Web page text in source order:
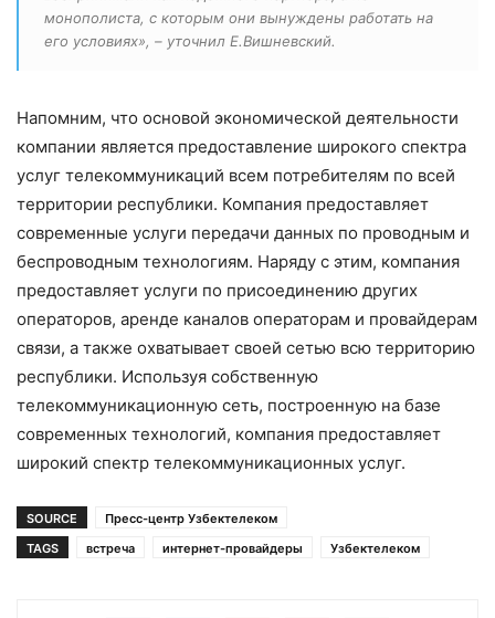
монополиста, с которым они вынуждены работать на
его условиях», – уточнил Е.Вишневский.
Напомним, что основой экономической деятельности
компании является предоставление широкого спектра
услуг телекоммуникаций всем потребителям по всей
территории республики. Компания предоставляет
современные услуги передачи данных по проводным и
беспроводным технологиям. Наряду с этим, компания
предоставляет услуги по присоединению других
операторов, аренде каналов операторам и провайдерам
связи, а также охватывает своей сетью всю территорию
республики. Используя собственную
телекоммуникационную сеть, построенную на базе
современных технологий, компания предоставляет
широкий спектр телекоммуникационных услуг.
SOURCE
Пресс-центр Узбектелеком
TAGS
встреча интернет-провайдеры Узбектелеком